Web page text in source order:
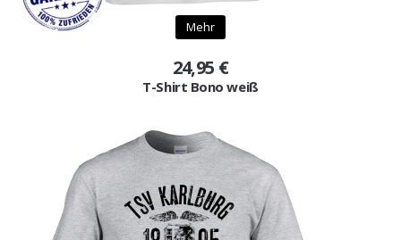
Gutscheine
Mehr
24,95 €
T-Shirt Bono weiß